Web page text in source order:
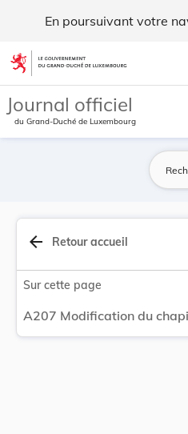
En poursuivant votre
Aller au contenu
Journal officiel
du Grand-Duché de Luxembourg
arrow_back Retour accueil
Sur cette page